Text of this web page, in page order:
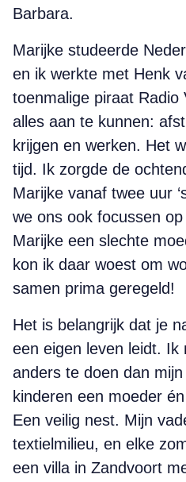
Barbara.
Marijke studeerde
en ik werkte met Henk
toenmalige piraat Radio
alles aan te kunnen:
krijgen en werken. Het
tijd. Ik zorgde de
Marijke vanaf twee uur
we ons ook focussen
Marijke een slechte
kon ik daar woest om
samen prima geregeld!
Het is belangrijk dat je
een eigen leven leidt.
anders te doen dan
kinderen een moeder
Een veilig nest. Mijn
textielmilieu, en elke
een villa in Zandvoort